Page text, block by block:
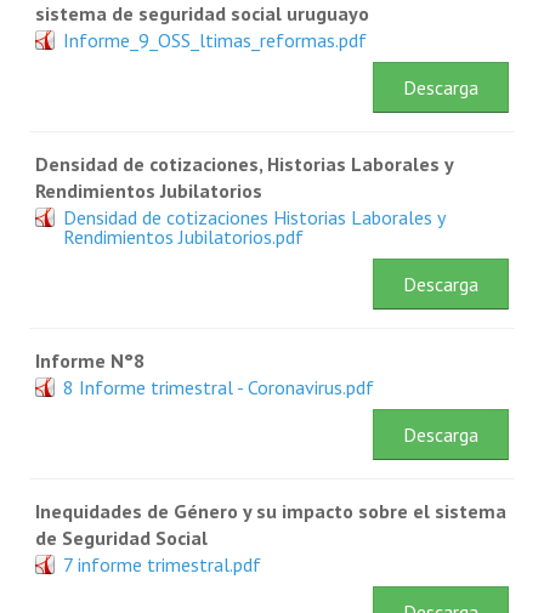
sistema de seguridad social uruguayo
Informe_9_OSS_ltimas_reformas.pdf
Descarga
Densidad de cotizaciones, Historias Laborales y
Rendimientos Jubilatorios
Densidad de cotizaciones Historias Laborales y
Rendimientos Jubilatorios.pdf
Descarga
Informe N°8
8 Informe trimestral - Coronavirus.pdf
Descarga
Inequidades de Género y su impacto sobre el sistema
de Seguridad Social
7 informe trimestral.pdf